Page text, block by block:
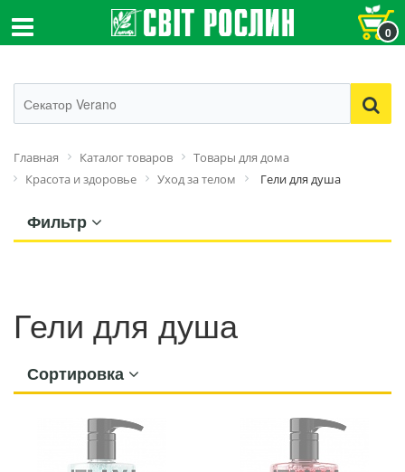
0
Главная Каталог товаров
Товары для дома
Красота и здоровье
Уход за телом Гели для душа
Фильтр
Гели для душа
Сортировка